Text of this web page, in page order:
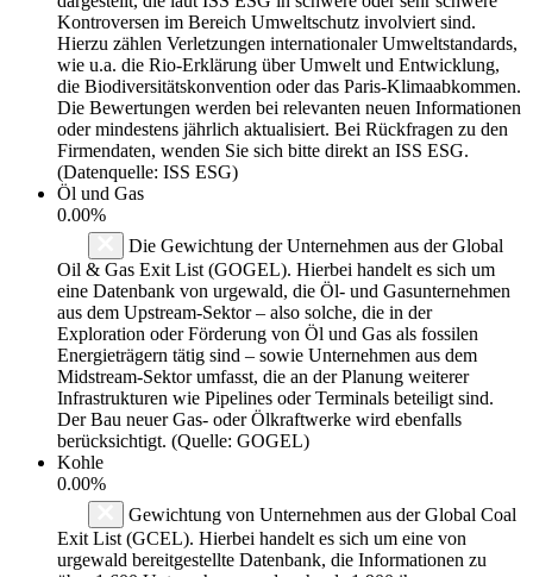
Kontroversen im Bereich Umweltschutz involviert sind.
Hierzu zählen Verletzungen internationaler Umweltstandards,
wie u.a. die Rio-Erklärung über Umwelt und Entwicklung,
die Biodiversitätskonvention oder das Paris-Klimaabkommen.
Die Bewertungen werden bei relevanten neuen Informationen
oder mindestens jährlich aktualisiert. Bei Rückfragen zu den
Firmendaten, wenden Sie sich bitte direkt an ISS ESG.
(Datenquelle: ISS ESG)
Öl und Gas
0.00%
Die Gewichtung der Unternehmen aus der Global
Oil & Gas Exit List (GOGEL). Hierbei handelt es sich um
eine Datenbank von urgewald, die Öl- und Gasunternehmen
aus dem Upstream-Sektor – also solche, die in der
Exploration oder Förderung von Öl und Gas als fossilen
Energieträgern tätig sind – sowie Unternehmen aus dem
Midstream-Sektor umfasst, die an der Planung weiterer
Infrastrukturen wie Pipelines oder Terminals beteiligt sind.
Der Bau neuer Gas- oder Ölkraftwerke wird ebenfalls
berücksichtigt. (Quelle: GOGEL)
Kohle
0.00%
Gewichtung von Unternehmen aus der Global Coal
Exit List (GCEL). Hierbei handelt es sich um eine von
urgewald bereitgestellte Datenbank, die Informationen zu